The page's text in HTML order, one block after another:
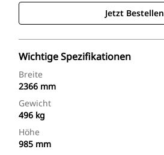
Jetzt Bestellen
Wichtige Spezifikationen
Breite
2366 mm
Gewicht
496 kg
Höhe
985 mm